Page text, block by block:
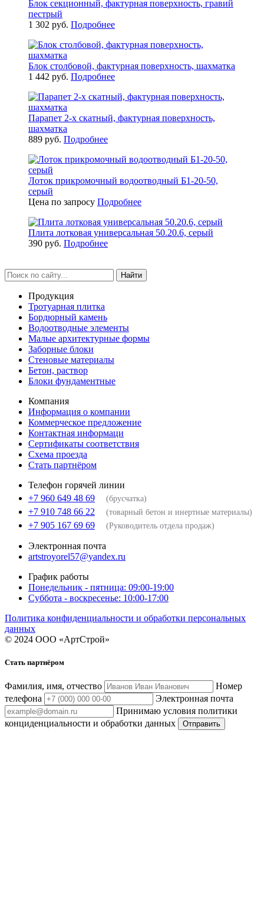
Блок секционный, фактурная поверхность, гравий
пестрый
1 302 руб. Подробнее
Блок столбовой, фактурная поверхность, шахматка
1 442 руб. Подробнее
Парапет 2-х скатный, фактурная поверхность,
шахматка
889 руб. Подробнее
Лоток прикромочный водоотводный Б1-20-50,
серый
Цена по запросу Подробнее
Плита лотковая универсальная 50.20.6, серый
390 руб. Подробнее
Найти
Продукция
Тротуарная плитка
Бордюрный камень
Водоотводные элементы
Малые архитектурные формы
Заборные блоки
Стеновые материалы
Бетон, раствор
Блоки фундаментные
Компания
Информация о компании
Коммерческое предложение
Контактная информаци
Сертификаты соответствия
Схема проезда
Стать партнёром
Телефон горячей линии
+7 960 649 48 69
(брусчатка)
+7 910 748 66 22 (товарный бетон и инертные материалы)
+7 905 167 69 69 (Руководитель отдела продаж)
Электронная почта
artstroyorel57@yandex.ru
График работы
Понедельник - пятница: 09:00-19:00
Суббота - воскресенье: 10:00-17:00
Политика конфиденциальности и обработки персональных
данных
© 2024 ООО «АртСтрой»
Стать партнёром
Фамилия, имя, отчество
Номер
телефона
Электронная почта
Принимаю условия политики
конциденциальности и обработки данных
Отправить